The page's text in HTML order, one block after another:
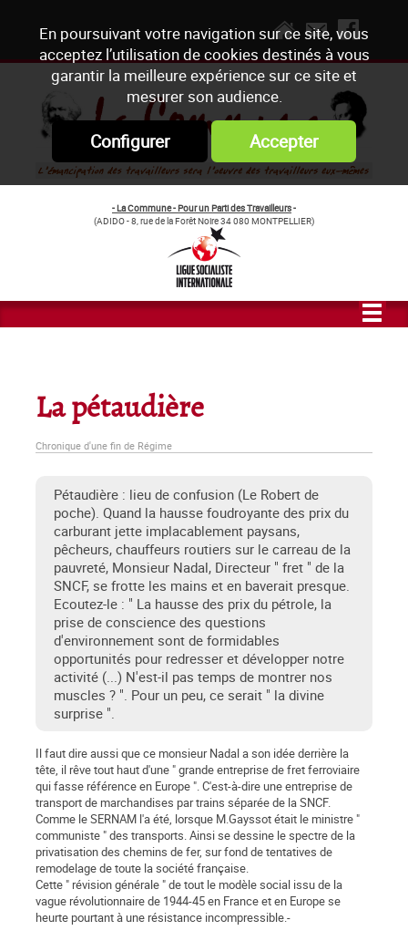
En poursuivant votre navigation sur ce site, vous
acceptez l’utilisation de cookies destinés à vous
garantir la meilleure expérience sur ce site et
mesurer son audience.
Configurer Accepter
- La Commune - Pour un Parti des Travailleurs-
(ADIDO - 8, rue de la Forêt Noire 34 080 MONTPELLIER)
La pétaudière
Chronique d'une fin de Régime
Pétaudière : lieu de confusion (Le Robert de
poche). Quand la hausse foudroyante des prix du
carburant jette implacablement paysans,
pêcheurs, chauffeurs routiers sur le carreau de la
pauvreté, Monsieur Nadal, Directeur " fret " de la
SNCF, se frotte les mains et en baverait presque.
Ecoutez-le : " La hausse des prix du pétrole, la
prise de conscience des questions
d'environnement sont de formidables
opportunités pour redresser et développer notre
activité (...) N'est-il pas temps de montrer nos
muscles ? ". Pour un peu, ce serait " la divine
surprise ".
Il faut dire aussi que ce monsieur Nadal a son idée derrière la
tête, il rêve tout haut d'une " grande entreprise de fret ferroviaire
qui fasse référence en Europe ". C'est-à-dire une entreprise de
transport de marchandises par trains séparée de la SNCF.
Comme le SERNAM l'a été, lorsque M.Gayssot était le ministre "
communiste " des transports. Ainsi se dessine le spectre de la
privatisation des chemins de fer, sur fond de tentatives de
remodelage de toute la société française.
Cette " révision générale " de tout le modèle social issu de la
vague révolutionnaire de 1944-45 en France et en Europe se
heurte pourtant à une résistance incompressible.-